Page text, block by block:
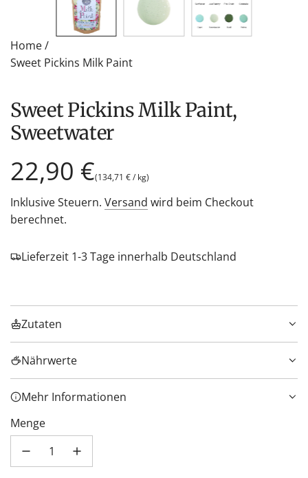
Home/
Sweet Pickins Milk Paint
Sweet Pickins Milk Paint,
Sweetwater
Regulärer
Preis
22,90 €(134,71 €/ kg)
Inklusive Steuern. Versand wird beim Checkout
berechnet.
Lieferzeit 1-3 Tage innerhalb Deutschland
Zutaten
Nährwerte
Mehr Informationen
Menge